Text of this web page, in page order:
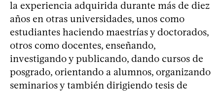
la experiencia adquirida durante más de diez
años en otras universidades, unos como
estudiantes haciendo maestrías y doctorados,
otros como docentes, enseñando,
investigando y publicando, dando cursos de
posgrado, orientando a alumnos, organizando
seminarios y también dirigiendo tesis de